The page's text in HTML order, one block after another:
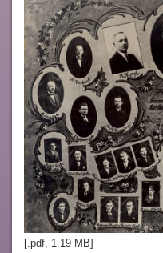
[.pdf, 1.19 MB]